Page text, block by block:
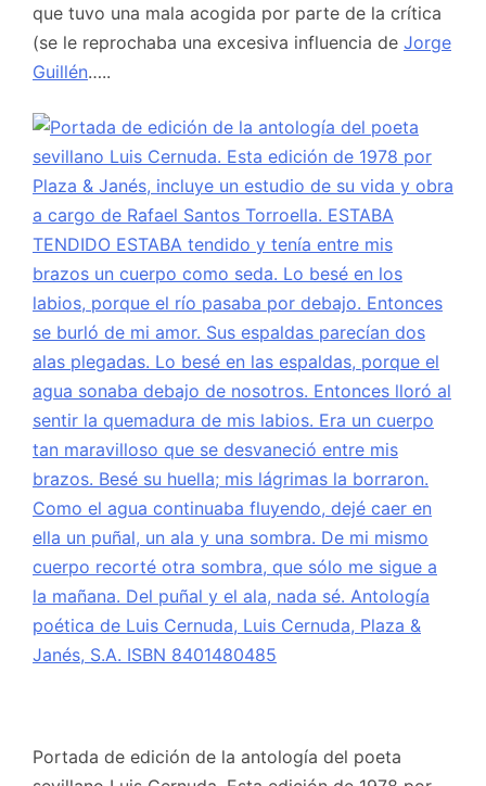
que tuvo una mala acogida por parte de la crítica
(se le reprochaba una excesiva influencia de Jorge
Guillén…..
Portada de edición de la antología del poeta